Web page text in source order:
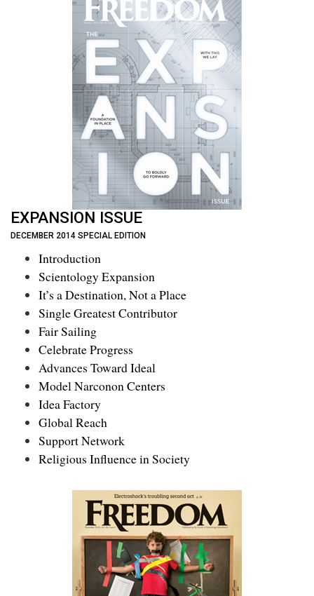
EXPANSION ISSUE
DECEMBER 2014 SPECIAL EDITION
Introduction
Scientology Expansion
It’s a Destination, Not a Place
Single Greatest Contributor
Fair Sailing
Celebrate Progress
Advances Toward Ideal
Model Narconon Centers
Idea Factory
Global Reach
Support Network
Religious Influence in Society